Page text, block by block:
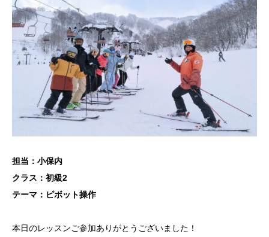
担当：小保内
クラス：初級2
テーマ：ピボット操作
本日のレッスンご参加ありがとうございました！